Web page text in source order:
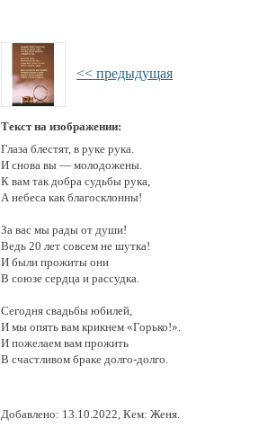
<< предыдущая
Текст на изображении:
Глаза блестят, в руке рука.
И снова вы — молодожены.
К вам так добра судьбы рука,
А небеса как благосклонны!
За вас мы рады от души!
Ведь 20 лет совсем не шутка!
И были прожиты они
В союзе сердца и рассудка.
Сегодня свадьбы юбилей,
И мы опять вам крикнем «Горько!».
И пожелаем вам прожить
В счастливом браке долго-долго.
Добавлено: 13.10.2022, Кем: Женя.